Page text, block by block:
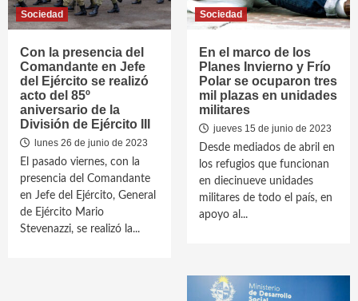
Sociedad
Con la presencia del
Comandante en Jefe
del Ejército se realizó
acto del 85º
aniversario de la
División de Ejército III
lunes 26 de junio de 2023
El pasado viernes, con la
presencia del Comandante
en Jefe del Ejército, General
de Ejército Mario
Stevenazzi, se realizó la...
Sociedad
En el marco de los
Planes Invierno y Frío
Polar se ocuparon tres
mil plazas en unidades
militares
jueves 15 de junio de 2023
Desde mediados de abril en
los refugios que funcionan
en diecinueve unidades
militares de todo el país, en
apoyo al...